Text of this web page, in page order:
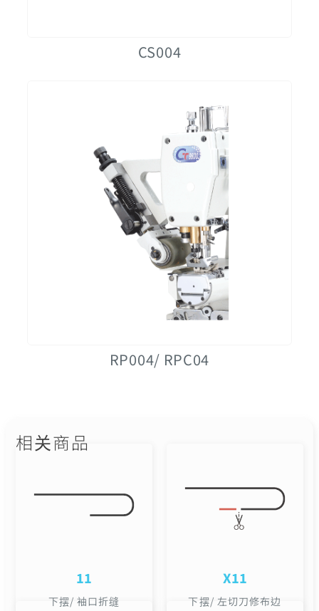
CS004
RP004/ RPC04
相关商品
11
下摆/ 袖口折缝
X11
下摆/ 左切刀修布边